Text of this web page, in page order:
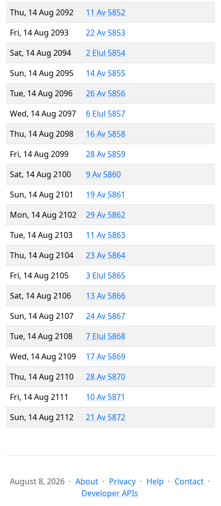
Thu, 14 Aug 2092
11 Av 5852
Fri, 14 Aug 2093
22 Av 5853
Sat, 14 Aug 2094
2 Elul 5854
Sun, 14 Aug 2095
14 Av 5855
Tue, 14 Aug 2096
26 Av 5856
Wed, 14 Aug 2097
6 Elul 5857
Thu, 14 Aug 2098
16 Av 5858
Fri, 14 Aug 2099
28 Av 5859
Sat, 14 Aug 2100
9 Av 5860
Sun, 14 Aug 2101
19 Av 5861
Mon, 14 Aug 2102
29 Av 5862
Tue, 14 Aug 2103
11 Av 5863
Thu, 14 Aug 2104
23 Av 5864
Fri, 14 Aug 2105
3 Elul 5865
Sat, 14 Aug 2106
13 Av 5866
Sun, 14 Aug 2107
24 Av 5867
Tue, 14 Aug 2108
7 Elul 5868
Wed, 14 Aug 2109
17 Av 5869
Thu, 14 Aug 2110
28 Av 5870
Fri, 14 Aug 2111
10 Av 5871
Sun, 14 Aug 2112
21 Av 5872
August 8, 2026 About Privacy Help
Contact
Developer APIs